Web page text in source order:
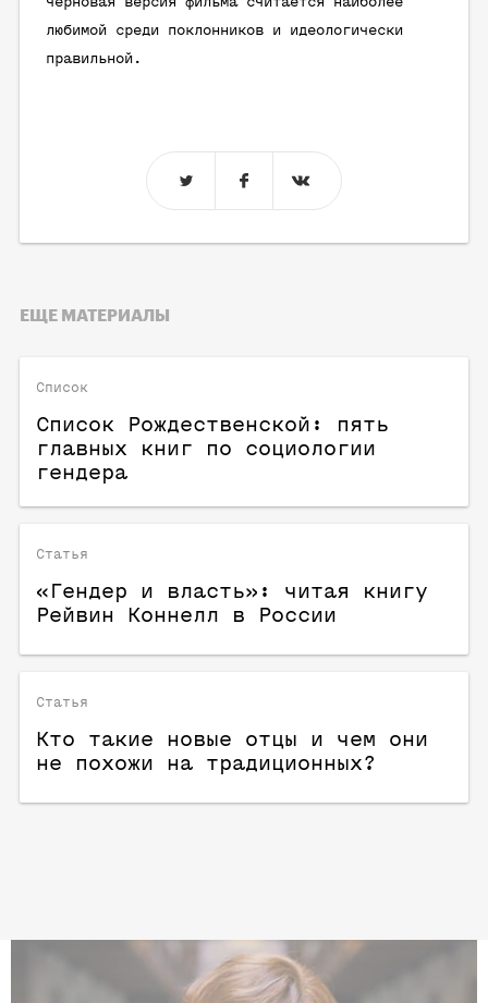
любимой среди поклонников и идеологически
правильной.
ЕЩЕ МАТЕРИАЛЫ
Список
Список Рождественской: пять
главных книг по социологии
гендера
Статья
«Гендер и власть»: читая книгу
Рейвин Коннелл в России
Статья
Кто такие новые отцы и чем они
не похожи на традиционных?